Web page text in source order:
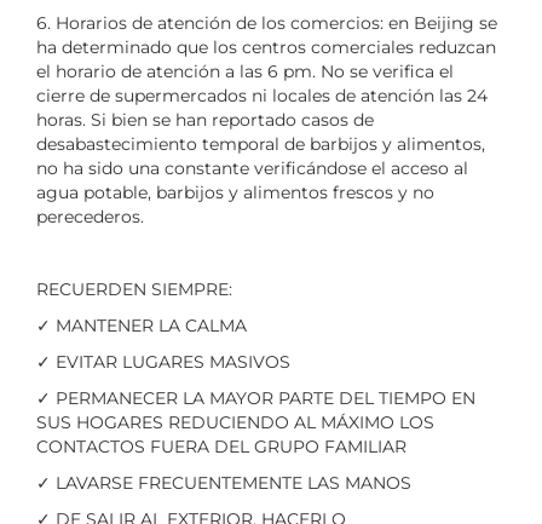
6. Horarios de atención de los comercios: en Beijing se
ha determinado que los centros comerciales reduzcan
el horario de atención a las 6 pm. No se verifica el
cierre de supermercados ni locales de atención las 24
horas. Si bien se han reportado casos de
desabastecimiento temporal de barbijos y alimentos,
no ha sido una constante verificándose el acceso al
agua potable, barbijos y alimentos frescos y no
perecederos.
RECUERDEN SIEMPRE:
✓ MANTENER LA CALMA
✓ EVITAR LUGARES MASIVOS
✓ PERMANECER LA MAYOR PARTE DEL TIEMPO EN
SUS HOGARES REDUCIENDO AL MÁXIMO LOS
CONTACTOS FUERA DEL GRUPO FAMILIAR
✓ LAVARSE FRECUENTEMENTE LAS MANOS
✓ DE SALIR AL EXTERIOR, HACERLO